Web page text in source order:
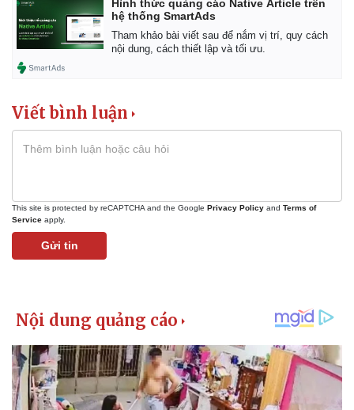
Hình thức quảng cáo Native Article trên
hệ thống SmartAds
Tham khảo bài viết sau để nắm vị trí, quy cách
nội dung, cách thiết lập và tối ưu.
Viết bình luận
This site is protected by reCAPTCHA and the Google Privacy Policy and Terms of
Service apply.
Gửi tin